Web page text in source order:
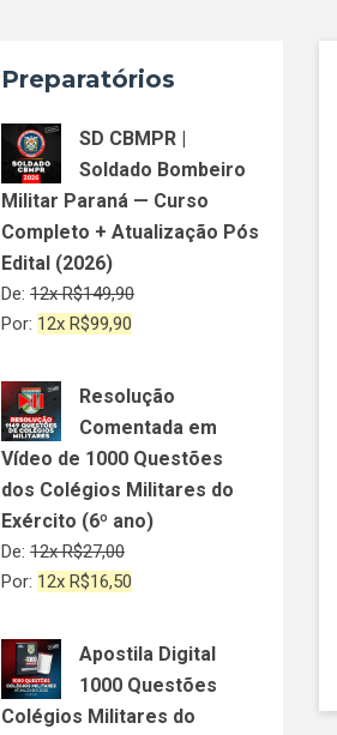
Preparatórios
SD CBMPR |
Soldado Bombeiro
Militar Paraná — Curso
Completo + Atualização Pós
Edital (2026)
De: 12xR$149,90
Por: 12x R$99,90
Resolução
Comentada em
Vídeo de 1000 Questões
dos Colégios Militares do
Exército (6º ano)
De: 12xR$27,00
Por: 12x R$16,50
Apostila Digital
1000 Questões
Colégios Militares do